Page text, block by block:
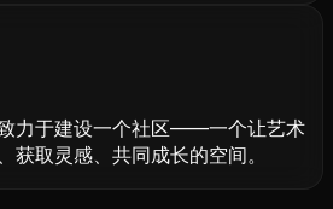
力于建设一个社区——一个让艺术
获取灵感、共同成长的空间。